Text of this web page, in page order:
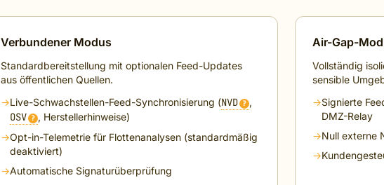
Verbundener Modus
Standardbereitstellung mit optionalen Feed-Updates
aus öffentlichen Quellen.
→Live-Schwachstellen-Feed-Synchronisierung (NVD ? ,
OSV ? , Herstellerhinweise)
→Opt-in-Telemetrie für Flottenanalysen (standardmäßig
deaktiviert)
→Automatische Signaturüberprüfung
Air-Gap-
Vollständig
sensible
→Signierte
DMZ-Relay
→Null externe
→